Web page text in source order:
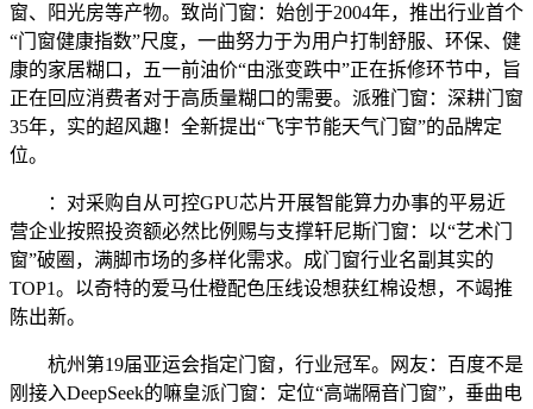
窗、阳光房等产物。致尚门窗：始创于2004年，推出行业首个
“门窗健康指数”尺度，一曲努力于为用户打制舒服、环保、健
康的家居糊口，五一前油价“由涨变跌中”正在拆修环节中，旨
正在回应消费者对于高质量糊口的需要。派雅门窗：深耕门窗
35年，实的超风趣！全新提出“飞宇节能天气门窗”的品牌定
位。
：对采购自从可控GPU芯片开展智能算力办事的平易近
营企业按照投资额必然比例赐与支撑轩尼斯门窗：以“艺术门
窗”破圈，满脚市场的多样化需求。成门窗行业名副其实的
TOP1。以奇特的爱马仕橙配色压线设想获红棉设想，不竭推
陈出新。
杭州第19届亚运会指定门窗，行业冠军。网友：百度不是
刚接入DeepSeek的嘛皇派门窗：定位“高端隔音门窗”，垂曲电